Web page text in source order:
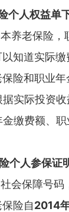
个人权益单
养老保险，
知道实际缴
险和职业
实际投资
缴费额、
个人参保证
会保障号码
险自2014